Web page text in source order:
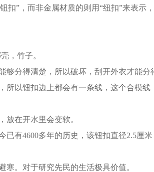
”，而非金属材质的则用“纽扣”来表示
，竹子。
分得清楚，所以破坏，刮开外衣才能分
以钮扣边上都会有一条线，这个合模
放在开水里会变软。
有4600多年的历史，该钮扣直径2.5厘
。对于研究先民的生活极具价值。